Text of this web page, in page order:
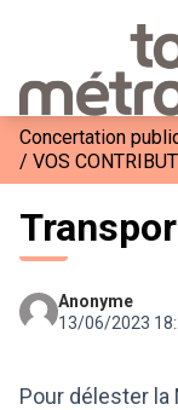
/ VOS
Anonyme
13/06/2023
Pour délester